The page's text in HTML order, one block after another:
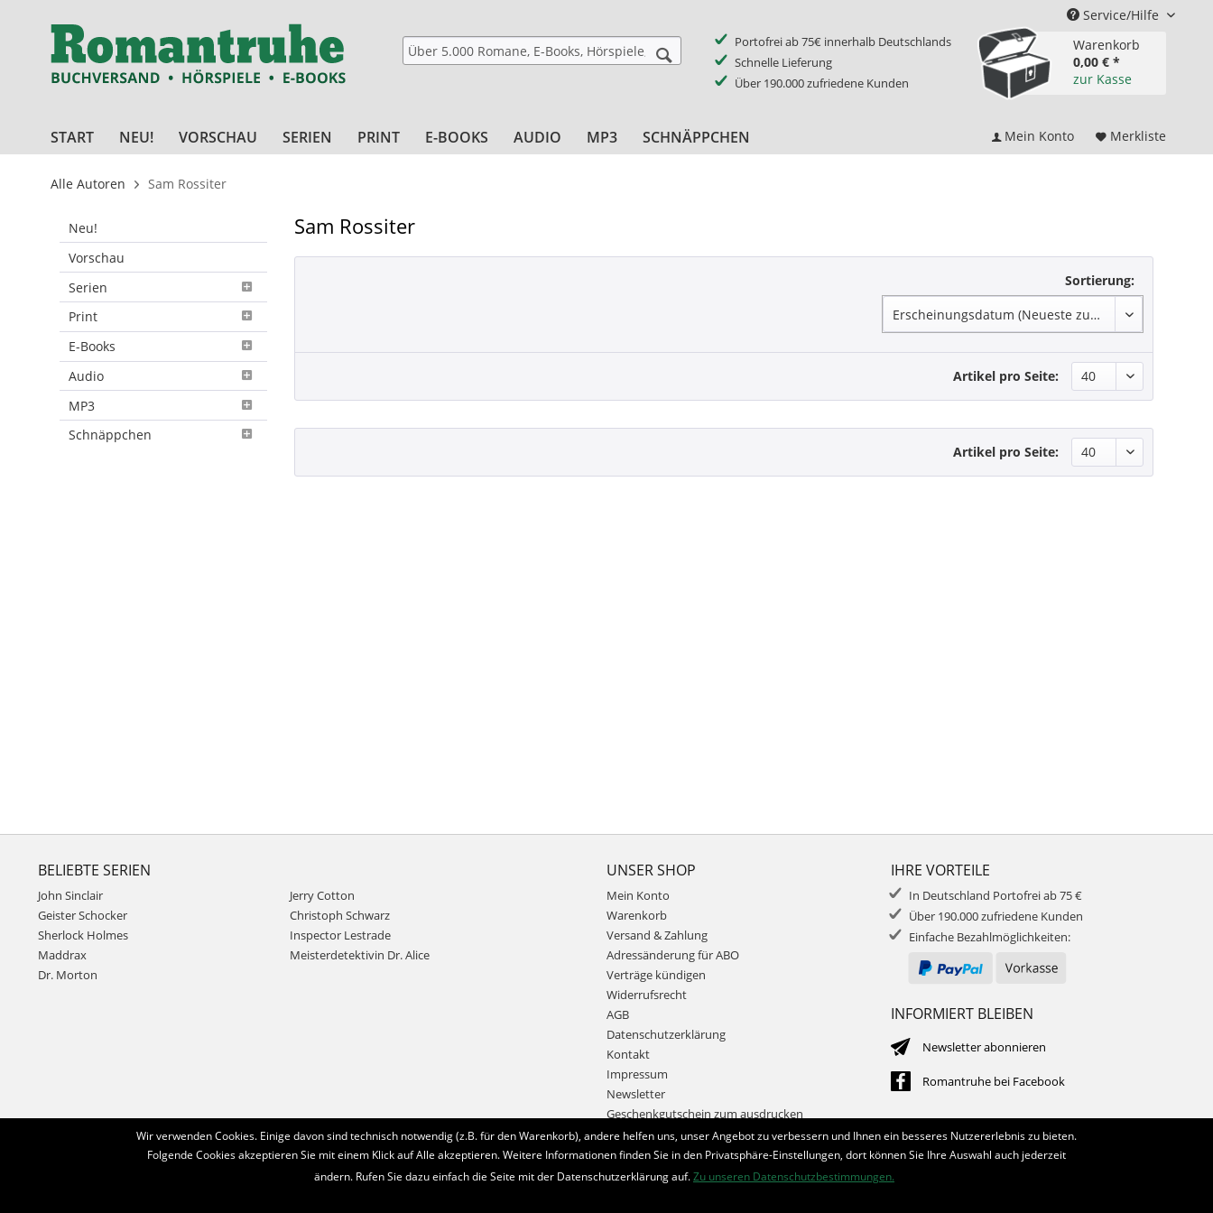
Service/Hilfe
Portofrei ab 75€ innerhalb Deutschlands
Schnelle Lieferung
Über 190.000 zufriedene Kunden
Warenkorb
0,00 € *
zur Kasse
START NEU! VORSCHAU SERIEN PRINT E-BOOKS AUDIO MP3 SCHNÄPPCHEN Mein Konto Merkliste
Alle Autoren Sam Rossiter
Neu!
Vorschau
Serien
Print
E-Books
Audio
MP3
Schnäppchen
Sam Rossiter
Sortierung:
Artikel pro Seite:
Artikel pro Seite:
BELIEBTE SERIEN
John Sinclair
Geister Schocker
Sherlock Holmes
Maddrax
Dr. Morton
Jerry Cotton
Christoph Schwarz
Inspector Lestrade
Meisterdetektivin Dr. Alice
UNSER SHOP
Mein Konto
Warenkorb
Versand & Zahlung
Adressänderung für ABO
Verträge kündigen
Widerrufsrecht
AGB
Datenschutzerklärung
Kontakt
Impressum
Newsletter
Geschenkgutschein zum ausdrucken
IHRE VORTEILE
In Deutschland Portofrei ab 75 €
Über 190.000 zufriedene Kunden
Einfache Bezahlmöglichkeiten:
INFORMIERT BLEIBEN
Newsletter abonnieren
Romantruhe bei Facebook
Bestellung widerrufen
Wir verwenden Cookies. Einige davon sind technisch notwendig (z.B. für den Warenkorb), andere helfen uns, unser Angebot zu verbessern und Ihnen ein besseres Nutzererlebnis zu bieten.
Folgende Cookies akzeptieren Sie mit einem Klick auf Alle akzeptieren. Weitere Informationen finden Sie in den Privatsphäre-Einstellungen, dort können Sie Ihre Auswahl auch jederzeit
ändern. Rufen Sie dazu einfach die Seite mit der Datenschutzerklärung auf.Zu unseren Datenschutzbestimmungen.